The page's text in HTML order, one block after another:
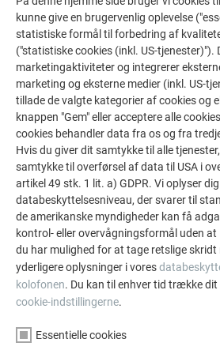
LAD DIG INSPIRERE
De PREFA referentiegallerij laat
aluminium kan worden toegepast.
indrukwekkende projecten met de
aluminiumoplossingen voor dak,
gevel.
SE FLERE REFERENCER
kunne give en brugervenlig oplevelse
statistiske formål til forbedring af
("statistiske cookies (inkl. US-tjenester)").
marketingaktiviteter og integrerer
marketing og eksterne medier (inkl. US-
tillade de valgte kategorier af cookies og
knappen "Gem" eller acceptere alle
cookies behandler data fra os og fra
Hvis du giver dit samtykke til alle
samtykke til overførsel af data til USA i
artikel 49 stk. 1 lit. a) GDPR. Vi oplyser
databeskyttelsesniveau, der svarer til
de amerikanske myndigheder kan få
kontrol- eller overvågningsformål uden
du har mulighed for at tage retslige skridt
yderligere oplysninger i vores
kolofonen. Du kan til enhver tid trække
cookie-indstillingerne.
Essentielle cookies